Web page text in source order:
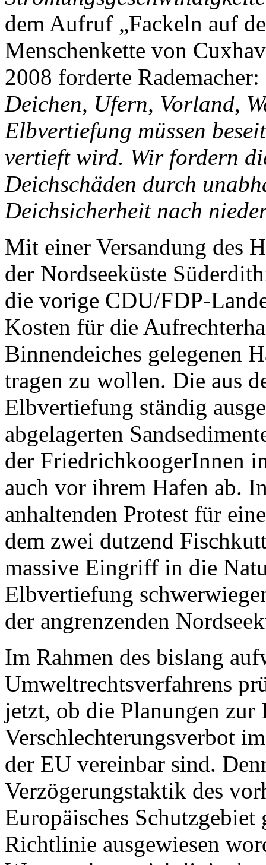
dem Aufruf „Fackeln auf
Menschenkette von
2008 forderte Rademacher:
Deichen, Ufern, Vorland,
Elbvertiefung müssen
vertieft wird. Wir fordern
Deichschäden durch
Deichsicherheit nach
Mit einer Versandung des
der Nordseeküste
die vorige CDU/FDP-
Kosten für die
Binnendeiches gelegenen
tragen zu wollen. Die aus
Elbvertiefung ständig
abgelagerten
der FriedrichkoogerInnen
auch vor ihrem Hafen ab.
anhaltenden Protest für
dem zwei dutzend
massive Eingriff in die
Elbvertiefung
der angrenzenden
Im Rahmen des bislang
Umweltrechtsverfahrens
jetzt, ob die Planungen
Verschlechterungsverbot
der EU vereinbar sind.
Verzögerungstaktik des
Europäisches
Richtlinie ausgewiesen